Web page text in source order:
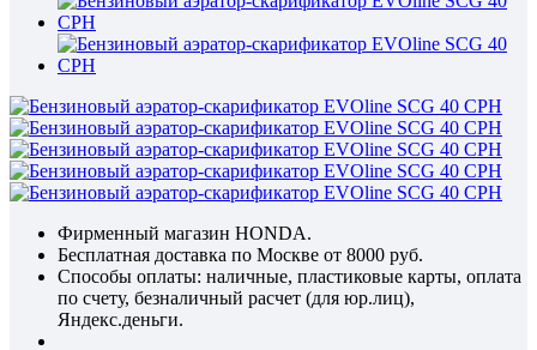
Фирменный магазин HONDA.
Бесплатная доставка по Москве от 8000 руб.
Способы оплаты: наличные, пластиковые карты, оплата
по счету, безналичный расчет (для юр.лиц),
Яндекс.деньги.